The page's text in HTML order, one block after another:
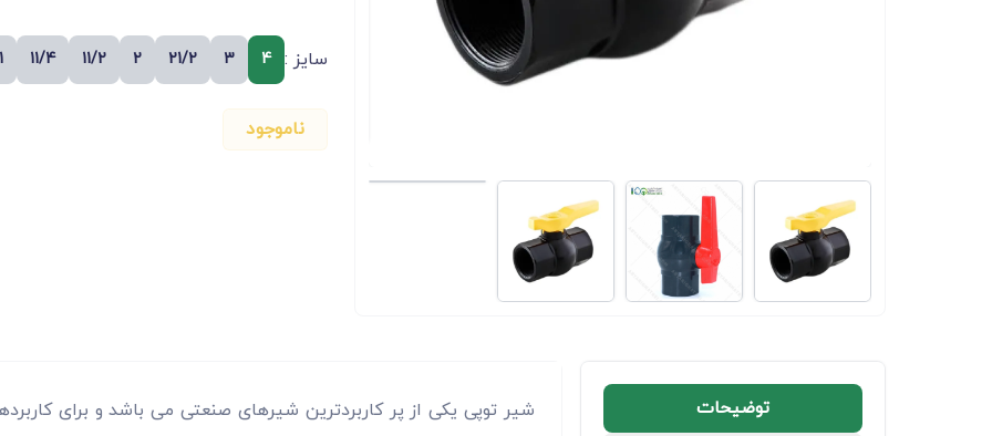
سایز : 4
3
21/2
2
11/2
11/4
1
ناموجود
توضیحات
شیر توپی یکی از پر کاربردترین شیرهای صنعتی می باشد و برای